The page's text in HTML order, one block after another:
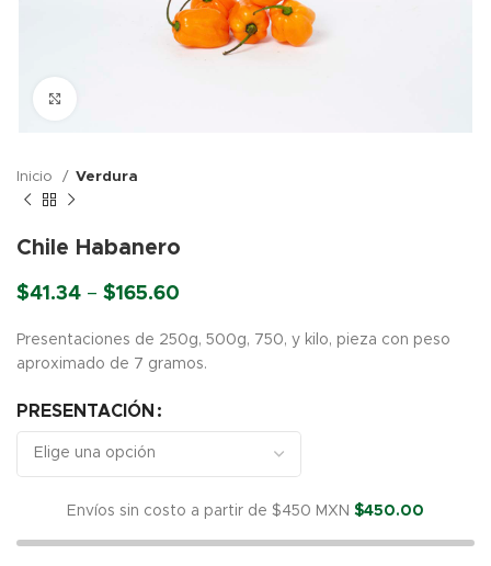
Inicio Verdura
Chile Habanero
$41.34 – $165.60
$41.34
through
Presentaciones de 250g, 500g, 750, y kilo, pieza con peso
aproximado de 7 gramos.
PRESENTACIÓN
Envíos sin costo a partir de $450 MXN $450.00